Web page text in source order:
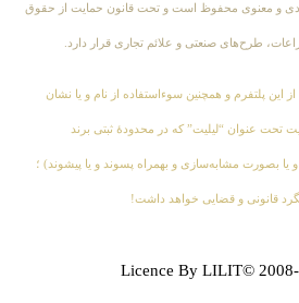
و معنوی محفوظ است و تحت قانون حمایت از حقوق
طرح‌های صنعتی و علائم تجاری قرار دارد.
این پلتفرم و همچنین سوءاستفاده از نام و یا نشان
تحت عنوان “لیلیت” که در محدودهٔ ثبتی برند
و یا بصورت مشابه‌سازی و بهمراه پسوند و یا پیشوند) ؛
قانونی و قضایی خواهد داشت!
Licence By LILIT©